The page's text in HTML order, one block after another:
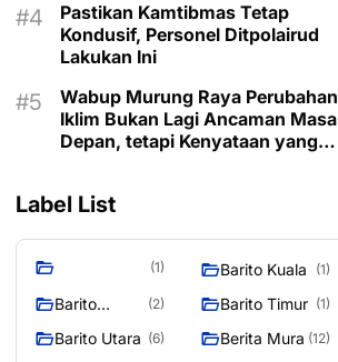
Pastikan Kamtibmas Tetap
Kondusif, Personel Ditpolairud
Lakukan Ini
Wabup Murung Raya Perubahan
Iklim Bukan Lagi Ancaman Masa
Depan, tetapi Kenyataan yang
Label List
(1) Barito Kuala (1)
Barito
(2) Barito Timur (1)
Barito Utara (6) Berita Mura (12)